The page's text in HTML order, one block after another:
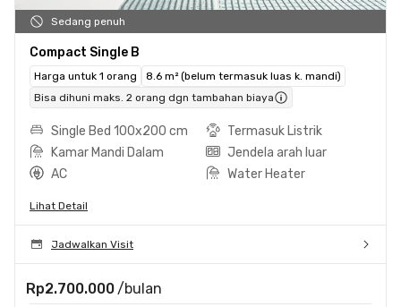
Sedang penuh
Compact Single B
Harga untuk 1 orang
8.6 m² (belum termasuk luas k. mandi)
Bisa dihuni maks. 2 orang dgn tambahan biaya
Single Bed 100x200 cm
Termasuk Listrik
Kamar Mandi Dalam
Jendela arah luar
AC
Water Heater
Lihat Detail
Jadwalkan Visit
Rp2.700.000 /bulan